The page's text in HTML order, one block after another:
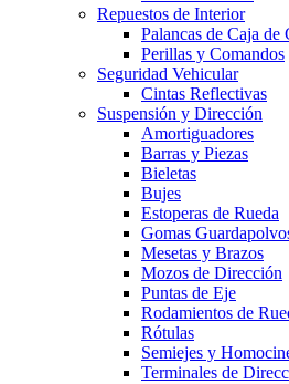
Repuestos de Interior
Palancas de Caja de
Perillas y Comandos
Seguridad Vehicular
Cintas Reflectivas
Suspensión y Dirección
Amortiguadores
Barras y Piezas
Bieletas
Bujes
Estoperas de Rueda
Gomas
Mesetas y Brazos
Mozos de Dirección
Puntas de Eje
Rodamientos de
Rótulas
Semiejes y
Terminales de